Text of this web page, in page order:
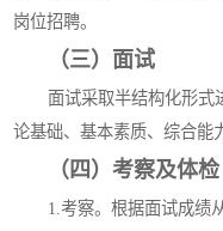
岗位招聘。
（三）面试
面试采取半结构化形式
论基础、基本素质、综合能
（四）考察及体检
1.考察。根据面试成绩